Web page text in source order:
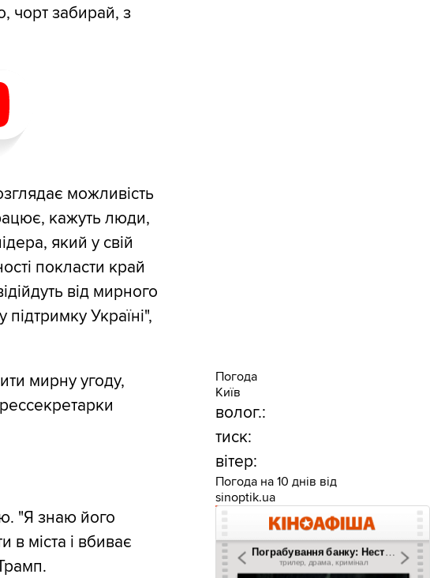
чорт забирай, з
можливість
кажуть люди,
який у свій
покласти край
від мирного
Україні",
мирну угоду,
"Я знаю його
міста і вбиває
Погода
Київ
волог.:
тиск:
вітер:
Погода на 10 днів від
sinoptik.ua